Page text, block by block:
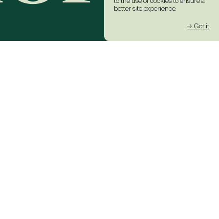
better site experience.
→ Got it